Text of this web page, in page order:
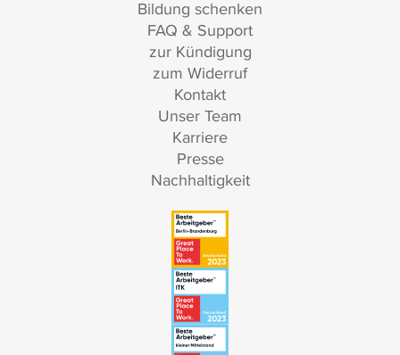
Bildung schenken
FAQ & Support
zur Kündigung
zum Widerruf
Kontakt
Unser Team
Karriere
Presse
Nachhaltigkeit